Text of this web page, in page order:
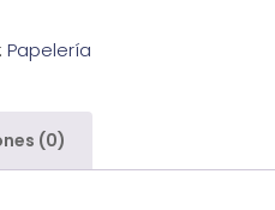
Papelería
(0)